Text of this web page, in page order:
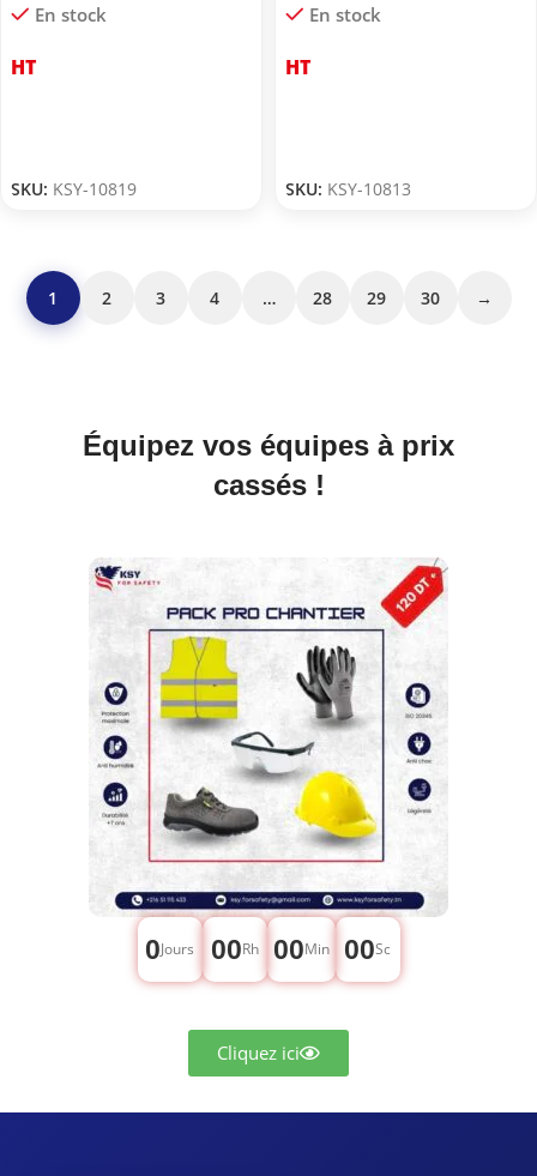
En stock
HT
SKU: KSY-10819
En stock
HT
SKU: KSY-10813
1 2 3 4 … 28 29 30 →
Équipez vos équipes à prix
cassés !
0Jours 00Rh 00Min 00Sc
Cliquez ici